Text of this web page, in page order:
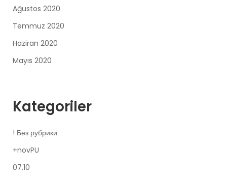
Ağustos 2020
Temmuz 2020
Haziran 2020
Mayıs 2020
Kategoriler
! Без рубрики
+novPU
07.10